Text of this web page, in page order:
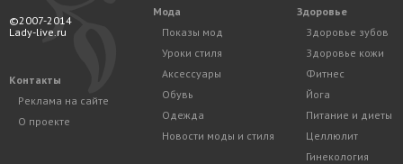
©2007-2014
Lady-live.ru
Контакты
Реклама на сайте
О проекте
Мода
Показы мод
Уроки стиля
Аксессуары
Обувь
Одежда
Новости моды и стиля
Здоровье
Здоровье зубов
Здоровье кожи
Фитнес
Йога
Питание и диеты
Целлюлит
Гинекология